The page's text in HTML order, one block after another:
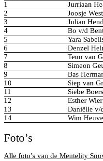
1
Jurriaan
2
Joosje
3
Julian
4
Bo v/d
5
Yara
6
Denzel
7
Teun van
8
Simeon
9
Bas
10
Siep van
11
Siebe
12
Esther
13
Daniëlle v/
14
Wim
Foto’s
Alle foto’s van de Mentelity